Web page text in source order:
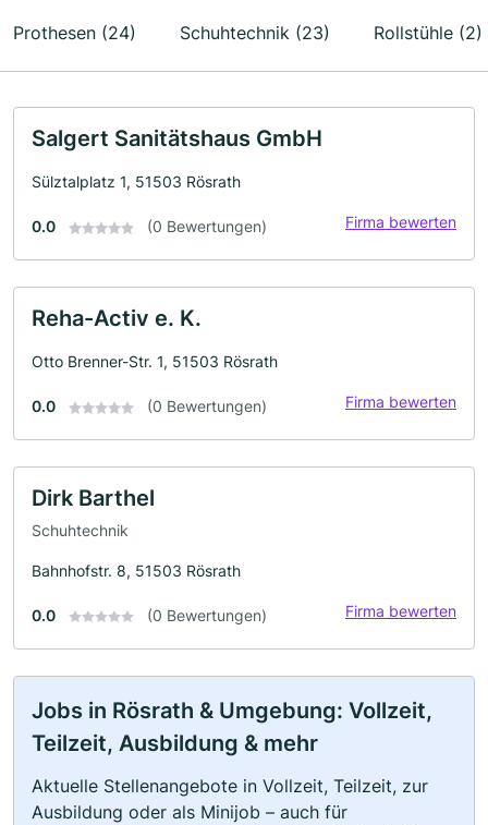
Prothesen (24) Schuhtechnik (23) Rollstühle (2)
Salgert Sanitätshaus GmbH
Sülztalplatz 1, 51503 Rösrath
0.0 (0 Bewertungen) Firma bewerten
Reha-Activ e. K.
Otto Brenner-Str. 1, 51503 Rösrath
0.0 (0 Bewertungen) Firma bewerten
Dirk Barthel
Schuhtechnik
Bahnhofstr. 8, 51503 Rösrath
0.0 (0 Bewertungen) Firma bewerten
Jobs in Rösrath & Umgebung: Vollzeit,
Teilzeit, Ausbildung & mehr
Aktuelle Stellenangebote in Vollzeit, Teilzeit, zur
Ausbildung oder als Minijob – auch für